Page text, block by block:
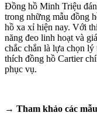
Đồng hồ Minh Triệu
trong những mẫu đồng
hồ xa xỉ hiện nay. Với
năng đeo linh hoạt và
chắc chắn là lựa chọn
thích đồng hồ Cartier
phục vụ.
→ Tham khảo các mẫu